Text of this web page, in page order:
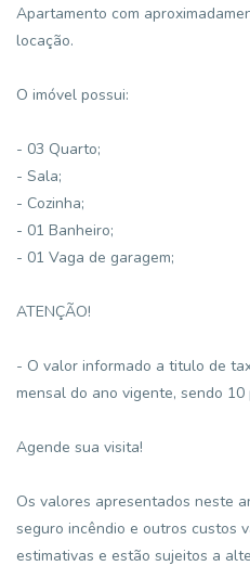
Apartamento com
locação.
O imóvel possui:
- 03 Quarto;
- Sala;
- Cozinha;
- 01 Banheiro;
- 01 Vaga de garagem;
ATENÇÃO!
- O valor informado a titulo de
mensal do ano vigente, sendo 10
Agende sua visita!
Os valores apresentados neste
seguro incêndio e outros custos
estimativas e estão sujeitos a